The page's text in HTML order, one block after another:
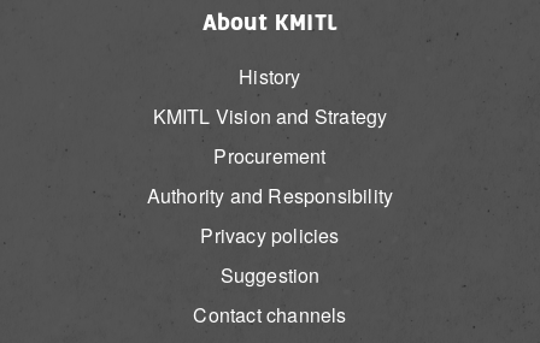
About KMITL
History
KMITL Vision and Strategy
Procurement
Authority and Responsibility
Privacy policies
Suggestion
Contact channels